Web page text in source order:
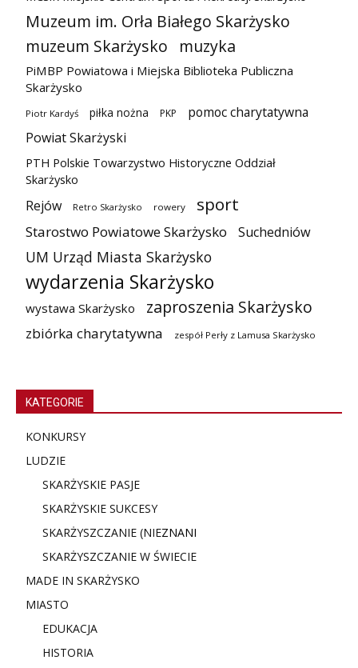
Muzeum im. Orła Białego Skarżysko
muzeum Skarżysko
muzyka
PiMBP Powiatowa i Miejska Biblioteka Publiczna
Skarżysko
Piotr Kardyś piłka nożna PKP
pomoc charytatywna
Powiat Skarżyski
PTH Polskie Towarzystwo Historyczne Oddział
Skarżysko
Rejów Retro Skarżysko rowery sport
Starostwo Powiatowe Skarżysko Suchedniów
UM Urząd Miasta Skarżysko
wydarzenia Skarżysko
wystawa Skarżysko zaproszenia Skarżysko
zbiórka charytatywna zespół Perły z Lamusa Skarżysko
KATEGORIE
KONKURSY
LUDZIE
SKARŻYSKIE PASJE
SKARŻYSKIE SUKCESY
SKARŻYSZCZANIE (NIEZNANI
SKARŻYSZCZANIE W ŚWIECIE
MADE IN SKARŻYSKO
MIASTO
EDUKACJA
HISTORIA